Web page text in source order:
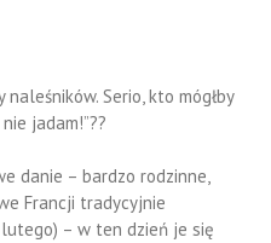
Serio, kto mógłby
jadam!”??
danie – bardzo rodzinne,
Francji tradycyjnie
– w ten dzień je się